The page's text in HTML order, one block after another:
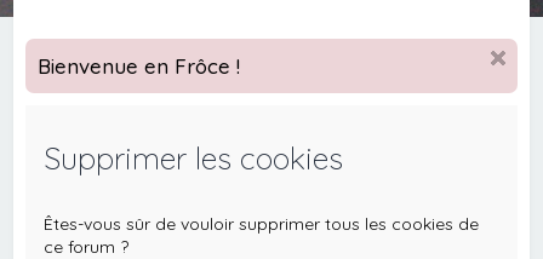
c
h
Bienvenue en Frôce !
Supprimer les cookies
Êtes-vous sûr de vouloir supprimer tous les cookies de
ce forum ?